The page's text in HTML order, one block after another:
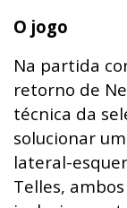
O jogo
Na partida
retorno de
técnica da
solucionar
lateral-
Telles,